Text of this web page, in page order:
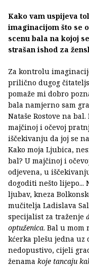
Kako vam uspijeva
imaginacijom što se
scenu bala na kojoj
strašan ishod za
Za kontrolu
prilično dugog
pomaže mi dobro
bala namjerno sam
Nataše Rostove na
majčinoj i očevoj
iščekivanju da joj se
Kako moja Ljubica,
bal? U majčinoj i
odjevena, u
dogoditi nešto lijepo...
ljubav, kneza
mučitelja Ladislava
specijalist za traženje
optuženica. Bal u mom
kćerka plešu jedna uz
nedopustivo, cijeli
ženama koje tancaju